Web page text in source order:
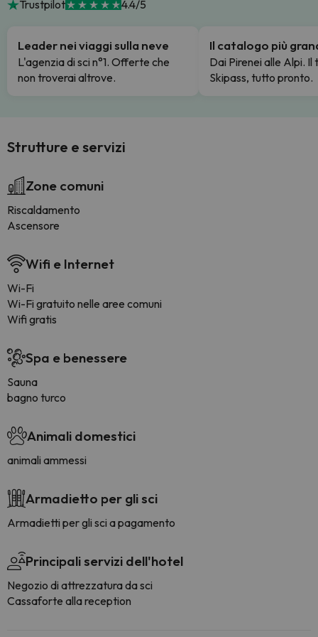
Trustpilot 4.4/5
Leader nei viaggi sulla neve
L'agenzia di sci n°1. Offerte che
non troverai altrove.
Il catalogo più
Dai Pirenei alle Alpi. Il
Skipass, tutto pronto.
Strutture e servizi
Zone comuni
Riscaldamento
Ascensore
Wifi e Internet
Wi-Fi
Wi-Fi gratuito nelle aree comuni
Wifi gratis
Spa e benessere
Sauna
bagno turco
Animali domestici
animali ammessi
Armadietto per gli sci
Armadietti per gli sci a pagamento
Principali servizi dell'hotel
Negozio di attrezzatura da sci
Cassaforte alla reception